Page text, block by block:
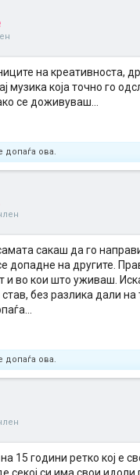
на креативноста,
музика која точно го
се доживуваш...
допаѓа ова.
сакаш да го
допадне на другите.
и во кои што уживаш.
без разлика дали на
допаѓа ова.
15 години ретко кој е